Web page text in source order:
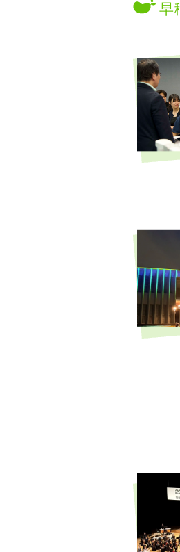
早